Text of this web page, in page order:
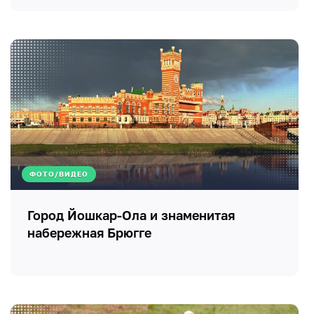
ФОТО/ВИДЕО
Город Йошкар-Ола и знаменитая
набережная Брюгге